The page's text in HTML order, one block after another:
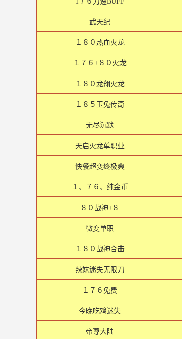
武天纪
１８０热血火龙
１７６+８０火龙
１８０龙翔火龙
１８５玉兔传奇
无尽沉默
天启火龙单职业
快餐超变终极爽
１、７６、纯金币
８０战神+８
微变单职
１８０战神合击
辣妹迷失无限刀
１７６免费
今晚吃鸡迷失
帝尊大陆